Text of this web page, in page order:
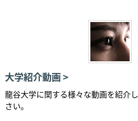
大学紹介動画
龍谷大学に関する様々な動画を紹介
さい。